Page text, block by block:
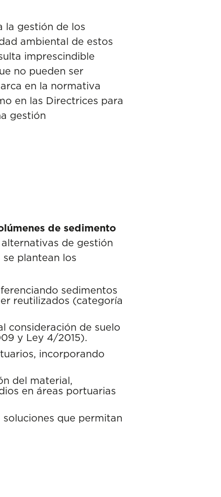
la gestión de los
ambiental de estos
imprescindible
no pueden ser
en la normativa
en las Directrices para
gestión
de sedimento
de gestión
plantean los
sedimentos
reutilizados (categoría
consideración de suelo
y Ley 4/2015).
incorporando
del material,
en áreas portuarias
que permitan